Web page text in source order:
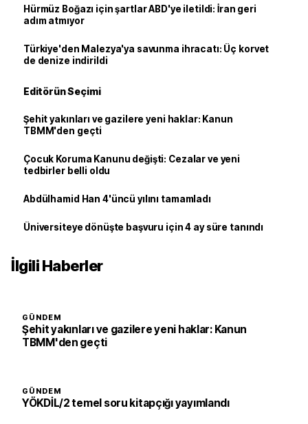
Hürmüz Boğazı için şartlar ABD'ye iletildi: İran geri
adım atmıyor
Türkiye'den Malezya'ya savunma ihracatı: Üç korvet
de denize indirildi
Editörün Seçimi
Şehit yakınları ve gazilere yeni haklar: Kanun
TBMM'den geçti
Çocuk Koruma Kanunu değişti: Cezalar ve yeni
tedbirler belli oldu
Abdülhamid Han 4'üncü yılını tamamladı
Üniversiteye dönüşte başvuru için 4 ay süre tanındı
İlgili Haberler
GÜNDEM
Şehit yakınları ve gazilere yeni haklar: Kanun
TBMM'den geçti
GÜNDEM
YÖKDİL/2 temel soru kitapçığı yayımlandı